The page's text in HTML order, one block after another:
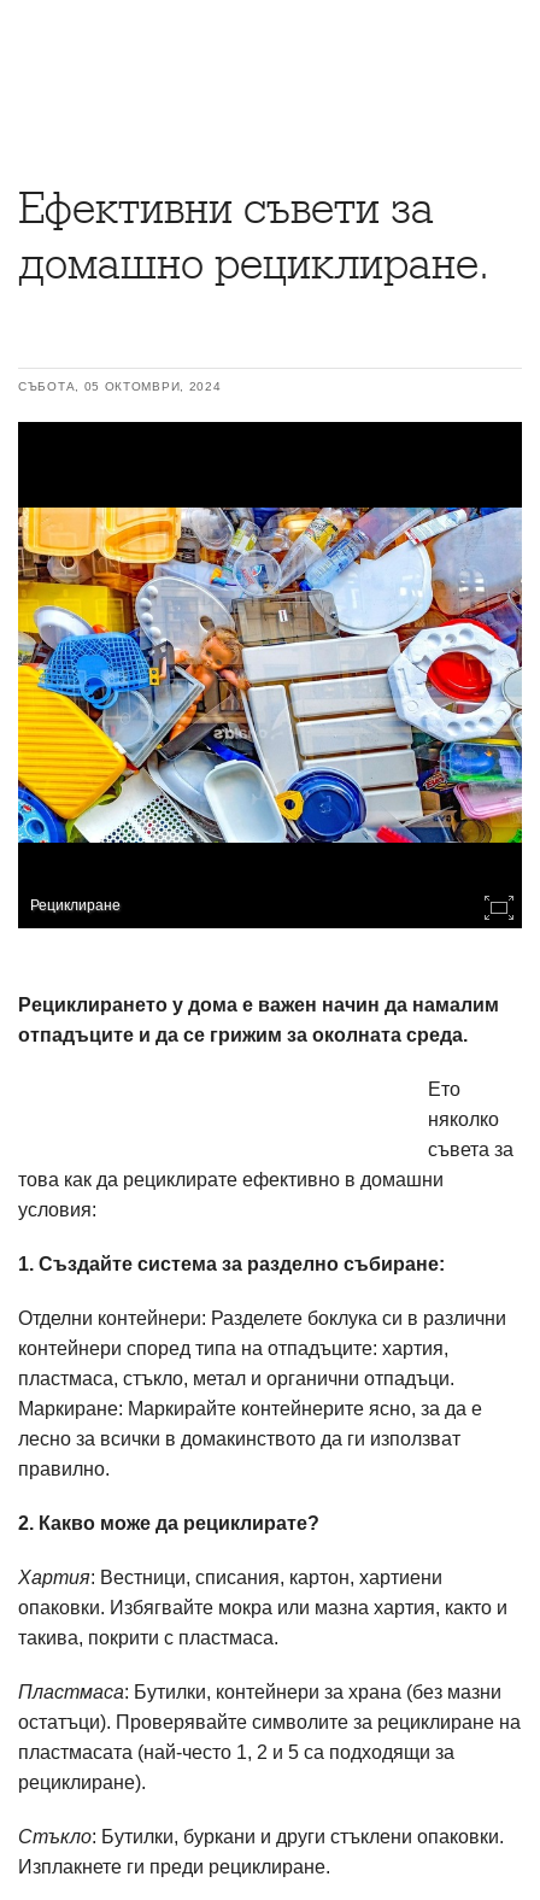
Ефективни съвети за
домашно рециклиране.
СЪБОТА, 05 ОКТОМВРИ, 2024
Рециклиране
Рециклирането у дома е важен начин да намалим
отпадъците и да се грижим за околната среда.
Ето
няколко
съвета за
това как да рециклирате ефективно в домашни
условия:
1. Създайте система за разделно събиране:
Отделни контейнери: Разделете боклука си в различни
контейнери според типа на отпадъците: хартия,
пластмаса, стъкло, метал и органични отпадъци.
Маркиране: Маркирайте контейнерите ясно, за да е
лесно за всички в домакинството да ги използват
правилно.
2. Какво може да рециклирате?
Хартия: Вестници, списания, картон, хартиени
опаковки. Избягвайте мокра или мазна хартия, както и
такива, покрити с пластмаса.
Пластмаса: Бутилки, контейнери за храна (без мазни
остатъци). Проверявайте символите за рециклиране на
пластмасата (най-често 1, 2 и 5 са подходящи за
рециклиране).
Стъкло: Бутилки, буркани и други стъклени опаковки.
Изплакнете ги преди рециклиране.